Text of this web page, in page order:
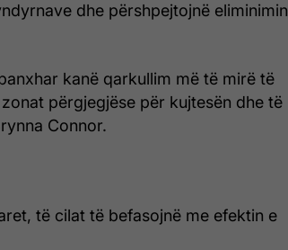
dhe përshpejtojnë eliminimin
kanë qarkullim më të mirë të
përgjegjëse për kujtesën dhe të
Connor.
të cilat të befasojnë me efektin e